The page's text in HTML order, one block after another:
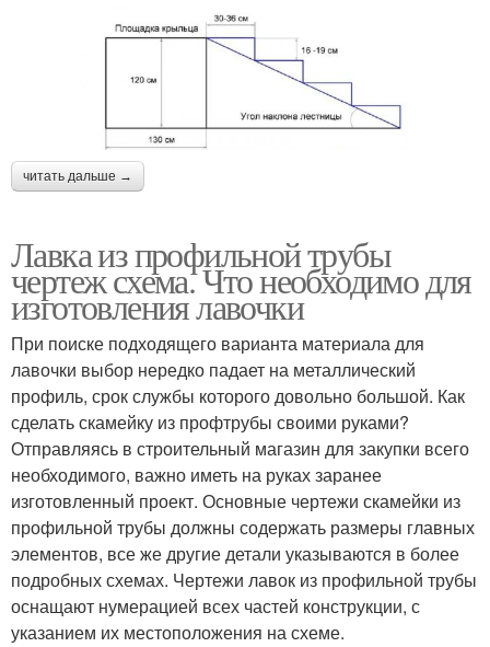
читать дальше →
Лавка из профильной трубы
чертеж схема. Что необходимо для
изготовления лавочки
При поиске подходящего варианта материала для
лавочки выбор нередко падает на металлический
профиль, срок службы которого довольно большой. Как
сделать скамейку из профтрубы своими руками?
Отправляясь в строительный магазин для закупки всего
необходимого, важно иметь на руках заранее
изготовленный проект. Основные чертежи скамейки из
профильной трубы должны содержать размеры главных
элементов, все же другие детали указываются в более
подробных схемах. Чертежи лавок из профильной трубы
оснащают нумерацией всех частей конструкции, с
указанием их местоположения на схеме.